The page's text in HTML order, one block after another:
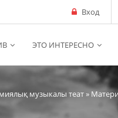
Вход
ЭТО ИНТЕРЕСНО
музыкалы теат»